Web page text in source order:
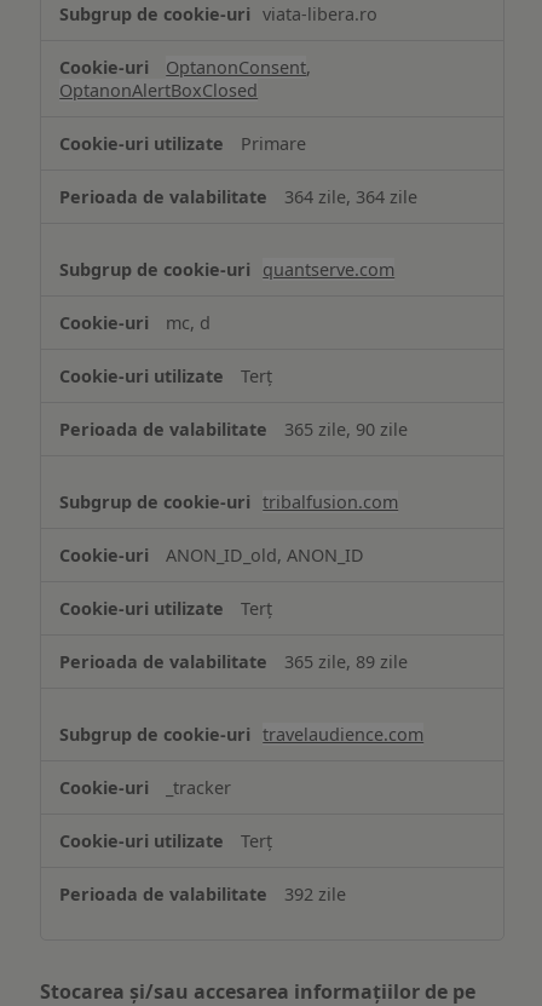
viata-libera.ro
OptanonConsent,
OptanonAlertBoxClosed
Primare
364 zile, 364 zile
quantserve.com
mc, d
Terț
365 zile, 90 zile
tribalfusion.com
ANON_ID_old, ANON_ID
Terț
365 zile, 89 zile
travelaudience.com
_tracker
Terț
392 zile
Stocarea și/sau accesarea informațiilor de pe